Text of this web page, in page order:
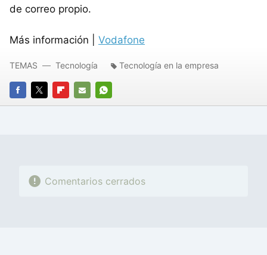
de correo propio.
Más información | Vodafone
FACEBOOK
TWITTERFLIPBOARD
E-
WHATSAPP
TEMAS Tecnología Tecnología en la empresa
Comentarios cerrados